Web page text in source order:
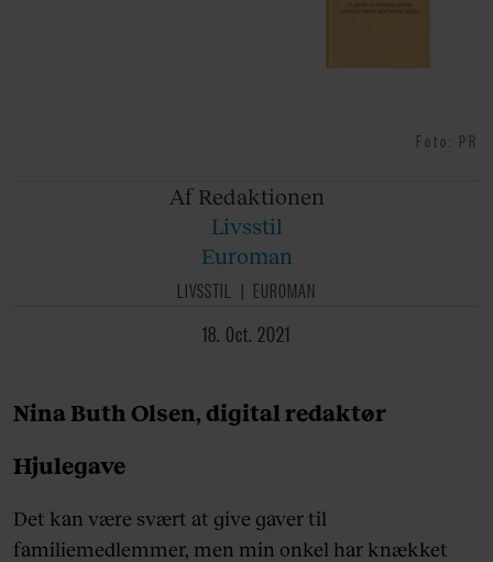
Foto: PR
Af Redaktionen
Livsstil
Euroman
LIVSSTIL
EUROMAN
18. Oct. 2021
Nina Buth Olsen, digital redaktør
Hjulegave
Det kan være svært at give gaver til
familiemedlemmer, men min onkel har knækket